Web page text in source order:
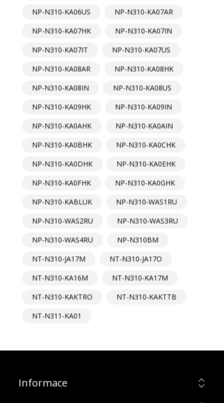
NP-N310-KA06US
NP-N310-KA07AR
NP-N310-KA07HK
NP-N310-KA07IN
NP-N310-KA07IT
NP-N310-KA07US
NP-N310-KA08AR
NP-N310-KA08HK
NP-N310-KA08IN
NP-N310-KA08US
NP-N310-KA09HK
NP-N310-KA09IN
NP-N310-KA0AHK
NP-N310-KA0AIN
NP-N310-KA0BHK
NP-N310-KA0CHK
NP-N310-KA0DHK
NP-N310-KA0EHK
NP-N310-KA0FHK
NP-N310-KA0GHK
NP-N310-KABLUK
NP-N310-WAS1RU
NP-N310-WAS2RU
NP-N310-WAS3RU
NP-N310-WAS4RU
NP-N310BM
NT-N310-JA17M
NT-N310-JA17O
NT-N310-KA16M
NT-N310-KA17M
NT-N310-KAKTRO
NT-N310-KAKTTB
NT-N311-KA01
Informace